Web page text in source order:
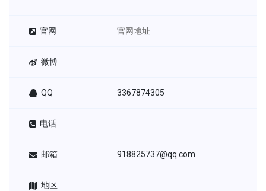
官网 官网地址
微博
QQ 3367874305
电话
邮箱 918825737@qq.com
地区